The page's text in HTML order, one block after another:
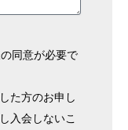
同意が必要で
た方のお申し
入会しないこ